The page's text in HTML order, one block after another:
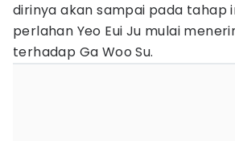
dirinya akan sampai pada tahap
perlahan Yeo Eui Ju mulai
terhadap Ga Woo Su.